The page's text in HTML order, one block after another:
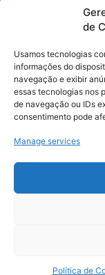
de
Usamos tecnologias
informações do
navegação e exibir
essas tecnologias nos
de navegação ou IDs
consentimento pode
Manage services
Política de
Ockara é uma
oferecer o
© Merak
Inscrição